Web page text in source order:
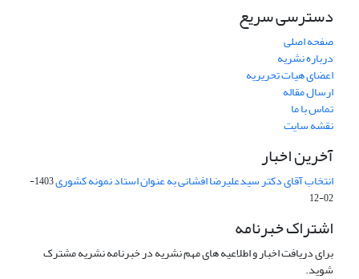
دسترسی سریع
صفحه اصلی
درباره نشریه
اعضای هیات تحریریه
ارسال مقاله
تماس با ما
نقشه سایت
آخرین اخبار
انتخاب آقای دکتر سیدعلیرضا افشانی به عنوان استاد نمونه کشوری
1403-
02-12
اشتراک خبرنامه
برای دریافت اخبار و اطلاعیه های مهم نشریه در خبرنامه نشریه مشترک
شوید.